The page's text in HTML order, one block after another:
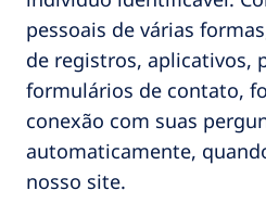
pessoais de várias
de registros, aplicativos,
formulários de contato,
conexão com suas
automaticamente,
nosso site.